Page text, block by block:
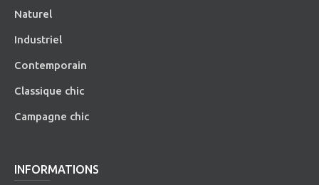
Naturel
Industriel
Contemporain
Classique chic
Campagne chic
INFORMATIONS